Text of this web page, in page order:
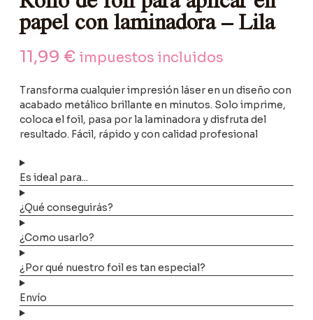
papel con laminadora – Lila
11,99 € impuestos incluidos
Transforma cualquier impresión láser en un diseño con
acabado metálico brillante en minutos. Solo imprime,
coloca el foil, pasa por la laminadora y disfruta del
resultado. Fácil, rápido y con calidad profesional
Es ideal para...
¿Qué conseguirás?
¿Como usarlo?
¿Por qué nuestro foil es tan especial?
Envío